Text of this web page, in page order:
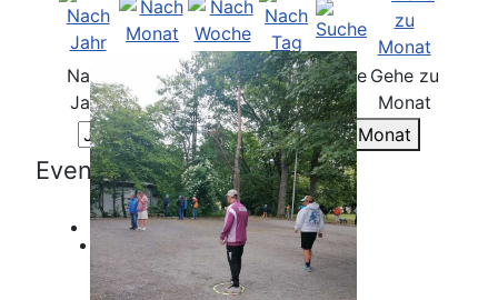
Nach
Jahr
Nach
Monat
Nach
Woche
Heute Suche Gehe zu
Monat
Gehe zu Monat
Events für
Dienstag, 13. Juni 2023
Keine Termine